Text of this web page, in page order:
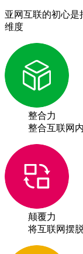
亚网互联的初心是
维度
整合力
整合互联网
颠覆力
将互联网摆